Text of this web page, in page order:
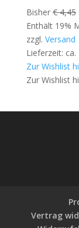
Bisher €4,45
Enthält 19%
zzgl. Versand
Lieferzeit:
Zur Wishlist
Zur Wishlist
Vertrag